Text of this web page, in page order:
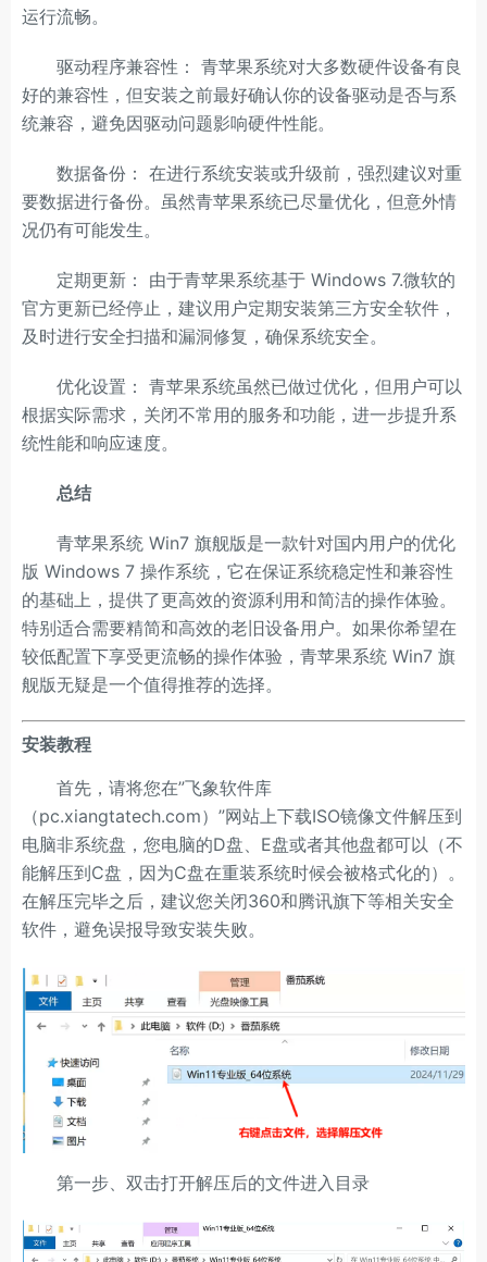
运行流畅。
驱动程序兼容性： 青苹果系统对大多数硬件设备有良
好的兼容性，但安装之前最好确认你的设备驱动是否与系
统兼容，避免因驱动问题影响硬件性能。
数据备份： 在进行系统安装或升级前，强烈建议对重
要数据进行备份。虽然青苹果系统已尽量优化，但意外情
况仍有可能发生。
定期更新： 由于青苹果系统基于 Windows 7.微软的
官方更新已经停止，建议用户定期安装第三方安全软件，
及时进行安全扫描和漏洞修复，确保系统安全。
优化设置： 青苹果系统虽然已做过优化，但用户可以
根据实际需求，关闭不常用的服务和功能，进一步提升系
统性能和响应速度。
总结
青苹果系统 Win7 旗舰版是一款针对国内用户的优化
版 Windows 7 操作系统，它在保证系统稳定性和兼容性
的基础上，提供了更高效的资源利用和简洁的操作体验。
特别适合需要精简和高效的老旧设备用户。如果你希望在
较低配置下享受更流畅的操作体验，青苹果系统 Win7 旗
舰版无疑是一个值得推荐的选择。
安装教程
首先，请将您在”飞象软件库
（pc.xiangtatech.com）”网站上下载ISO镜像文件解压到
电脑非系统盘，您电脑的D盘、E盘或者其他盘都可以（不
能解压到C盘，因为C盘在重装系统时候会被格式化的）。
在解压完毕之后，建议您关闭360和腾讯旗下等相关安全
软件，避免误报导致安装失败。
第一步、双击打开解压后的文件进入目录